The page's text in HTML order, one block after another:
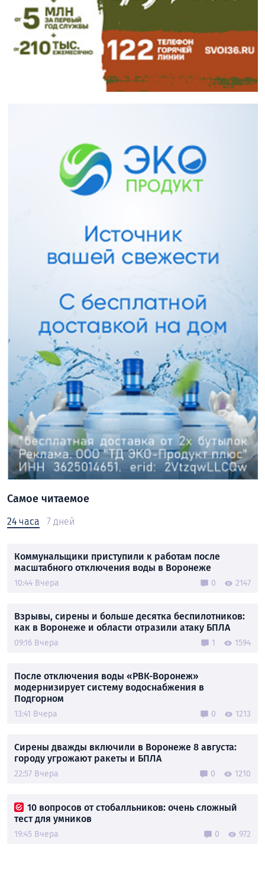
Самое читаемое
24 часа 7 дней
Коммунальщики приступили к работам после
масштабного отключения воды в Воронеже
10:44 Вчера 0 2147
Взрывы, сирены и больше десятка беспилотников:
как в Воронеже и области отразили атаку БПЛА
09:16 Вчера 1 1594
После отключения воды «РВК-Воронеж»
модернизирует систему водоснабжения в
Подгорном
13:41 Вчера 0 1213
Сирены дважды включили в Воронеже 8 августа:
городу угрожают ракеты и БПЛА
22:57 Вчера 0 1210
10 вопросов от стобалльников: очень сложный
тест для умников
19:45 Вчера 0 972